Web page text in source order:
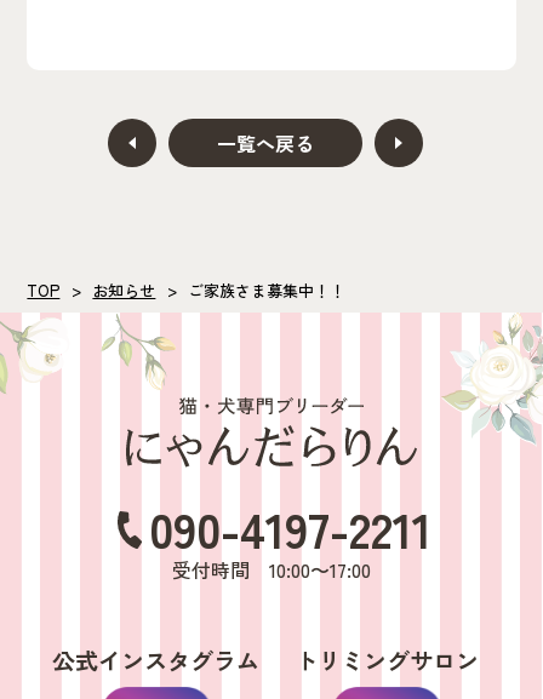
一覧へ戻る
TOP お知らせ ご家族さま募集中！！
090-4197-2211
受付時間 10:00〜17:00
公式インスタグラム トリミングサロン